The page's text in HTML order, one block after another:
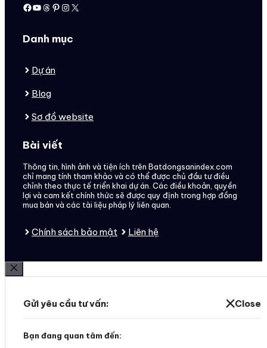
Facebook
Youtube
Threads
Pinterest
Instagram
X
Danh mục
Dự án
Blog
Sơ đồ website
Bài viết
Thông tin, hình ảnh và tiện ích trên Batdongsanindex.com
chỉ mang tính tham khảo và có thể được chủ đầu tư điều
chỉnh theo thực tế triển khai dự án. Các điều khoản, quyền
lợi và cam kết chính thức sẽ được quy định trong hợp đồng
mua bán và các tài liệu pháp lý liên quan.
Chính sách bảo mật Liên hệ
Đóng
Gửi yêu cầu tư vấn: Close
Bạn đang quan tâm đến: